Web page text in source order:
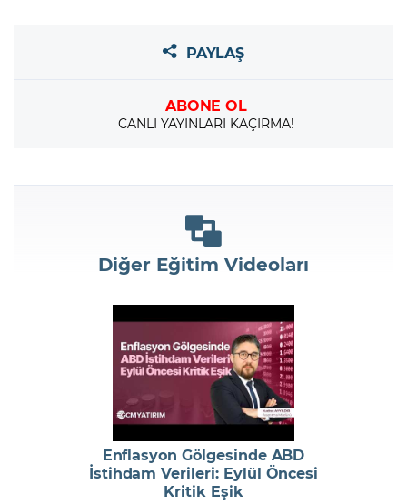
PAYLAŞ
ABONE OL
CANLI YAYINLARI KAÇIRMA!
Diğer Eğitim Videoları
Enflasyon Gölgesinde ABD
İstihdam Verileri: Eylül Öncesi
Kritik Eşik